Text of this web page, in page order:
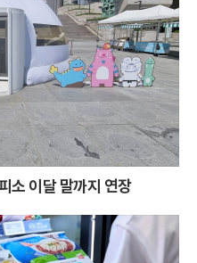
소 이달 말까지 연장